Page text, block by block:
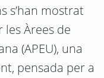
s’han mostrat
les Àrees de
(APEU), una
pensada per a